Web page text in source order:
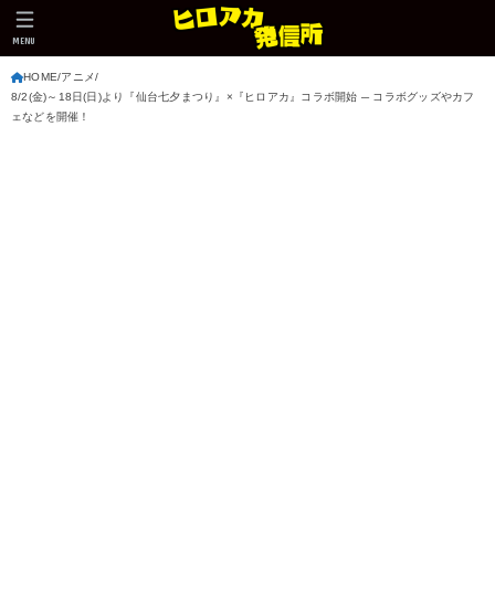
MENU
HOME アニメ
8/2(金)～18日(日)より『仙台七夕まつり』×『ヒロアカ』コラボ開始 ─ コラボグッズやカフ
ェなどを開催！